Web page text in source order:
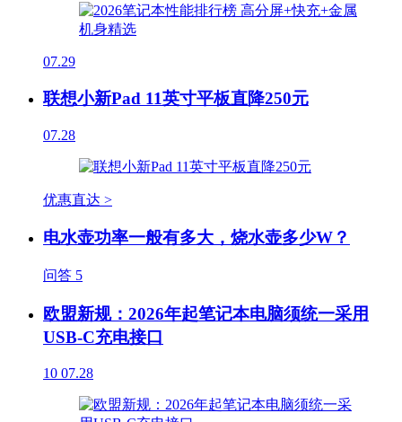
07.29
联想小新Pad 11英寸平板直降250元
07.28
优惠直达 >
电水壶功率一般有多大，烧水壶多少W？
问答 5
欧盟新规：2026年起笔记本电脑须统一采用
USB-C充电接口
10 07.28